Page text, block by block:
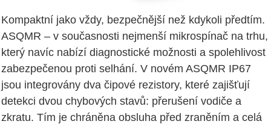
Kompaktní jako vždy, bezpečnější než kdykoli předtím.
ASQMR – v současnosti nejmenší mikrospínač na trhu,
který navíc nabízí diagnostické možnosti a spolehlivost
zabezpečenou proti selhání. V novém ASQMR IP67
jsou integrovány dva čipové rezistory, které zajišťují
detekci dvou chybových stavů: přerušení vodiče a
zkratu. Tím je chráněna obsluha před zraněním a celá